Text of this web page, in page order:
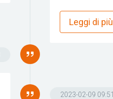
Leggi di più
2023-02-09 09:51